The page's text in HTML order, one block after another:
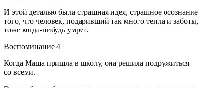
И этой деталью была страшная идея, страшное осознание
того, что человек, подаривший так много тепла и заботы,
тоже когда-нибудь умрет.
Воспоминание 4
Когда Маша пришла в школу, она решила подружиться
со всеми.